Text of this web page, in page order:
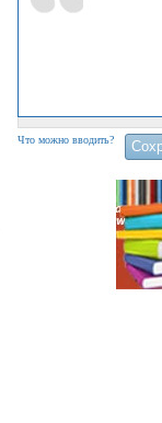
Что можно вводить?